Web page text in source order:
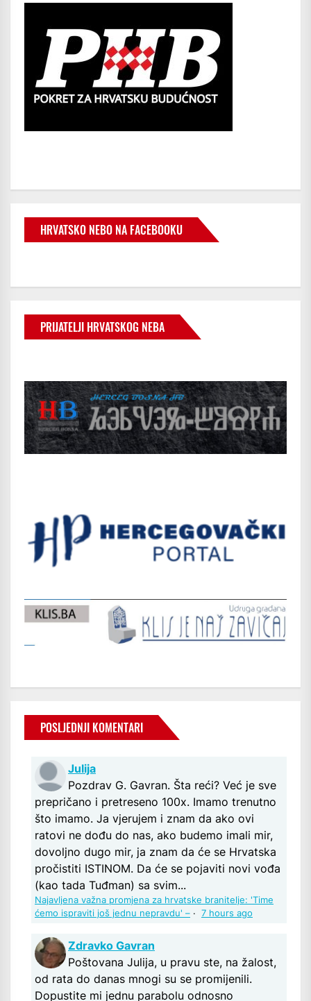
HRVATSKO NEBO NA FACEBOOKU
PRIJATELJI HRVATSKOG NEBA
POSLJEDNJI KOMENTARI
Julija
Pozdrav G. Gavran. Šta reći? Već je sve
prepričano i pretreseno 100x. Imamo trenutno
što imamo. Ja vjerujem i znam da ako ovi
ratovi ne dođu do nas, ako budemo imali mir,
dovoljno dugo mir, ja znam da će se Hrvatska
pročistiti ISTINOM. Da će se pojaviti novi vođa
(kao tada Tuđman) sa svim...
Najavljena važna promjena za hrvatske branitelje: 'Time
ćemo ispraviti još jednu nepravdu' – · 7 hours ago
Zdravko Gavran
Poštovana Julija, u pravu ste, na žalost,
od rata do danas mnogi su se promijenili.
Dopustite mi jednu parabolu odnosno